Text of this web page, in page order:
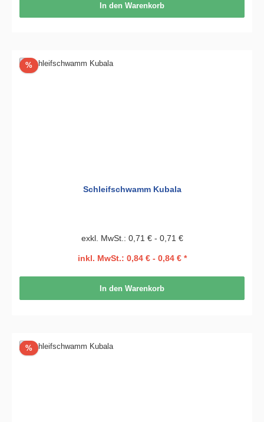
In den Warenkorb
%Rabatt
Schleifschwamm Kubala
exkl. MwSt.: 0,71 € - 0,71 €
inkl. MwSt.: 0,84 € - 0,84 € *
In den Warenkorb
%Rabatt